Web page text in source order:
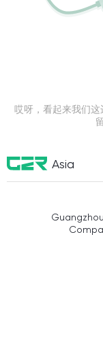
哎呀，看起来我们
Asia